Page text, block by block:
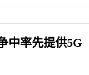
中率先提供5G